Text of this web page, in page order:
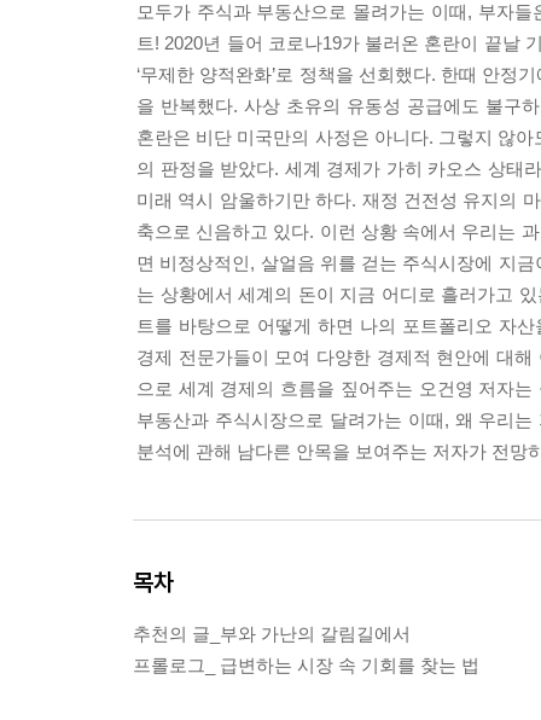
모두가 주식과 부동산으로 몰려가는 이때, 부자
트! 2020년 들어 코로나19가 불러온 혼란이 끝날
‘무제한 양적완화’로 정책을 선회했다. 한때 안정
을 반복했다. 사상 초유의 유동성 공급에도 불구
혼란은 비단 미국만의 사정은 아니다. 그렇지 않
의 판정을 받았다. 세계 경제가 가히 카오스 상태
미래 역시 암울하기만 하다. 재정 건전성 유지의
축으로 신음하고 있다. 이런 상황 속에서 우리는
면 비정상적인, 살얼음 위를 걷는 주식시장에 지
는 상황에서 세계의 돈이 지금 어디로 흘러가고
트를 바탕으로 어떻게 하면 나의 포트폴리오 자
경제 전문가들이 모여 다양한 경제적 현안에 대
으로 세계 경제의 흐름을 짚어주는 오건영 저자
부동산과 주식시장으로 달려가는 이때, 왜 우리
분석에 관해 남다른 안목을 보여주는 저자가 전망
목차
추천의 글_부와 가난의 갈림길에서
프롤로그_ 급변하는 시장 속 기회를 찾는 법